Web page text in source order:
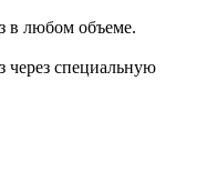
в любом объеме.
через специальную